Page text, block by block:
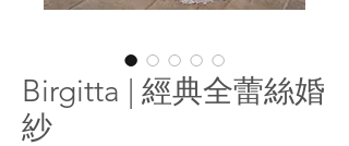
Birgitta | 經典全蕾絲婚
紗